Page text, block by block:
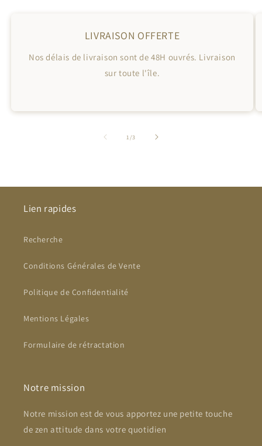
LIVRAISON OFFERTE
Nos délais de livraison sont de 48H ouvrés. Livraison
sur toute l'île.
1 /de
3
Lien rapides
Recherche
Conditions Générales de Vente
Politique de Confidentialité
Mentions Légales
Formulaire de rétractation
Notre mission
Notre mission est de vous apportez une petite touche
de zen attitude dans votre quotidien